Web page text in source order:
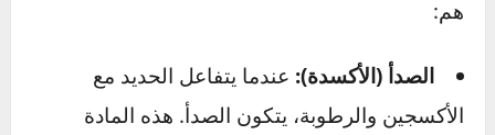
كابوس؟
لفهم كيفية حل هذه المشاكل، يجب أن تعرف أولاً
ما الذي تواجهه حقاً. أنت لا تحارب السيارة، بل